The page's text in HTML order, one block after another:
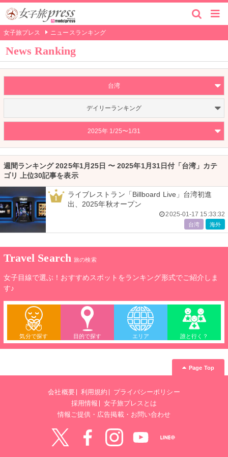
女子旅プレス ニュースランキング
News Ranking
台湾
デイリーランキング
2025年 1/25〜1/31
週間ランキング 2025年1月25日 〜 2025年1月31日付「台湾」カテ
ゴリ 上位30記事を表示
1
ライブレストラン「Billboard Live」台湾初進
出、2025年秋オープン
2025-01-17 15:33:32
台湾 海外
Travel Search 旅の検索
女子目線で選ぶ！おすすめスポットをランキング形式でご紹介しま
す♪
気分で探す 目的で探す エリア 誰と行く？
Page Top
会社概要 利用規約
プライバシーポリシー
採用情報
女子旅プレスとは
情報ご提供・広告掲載・お問い合わせ